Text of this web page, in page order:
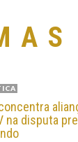
na disputa